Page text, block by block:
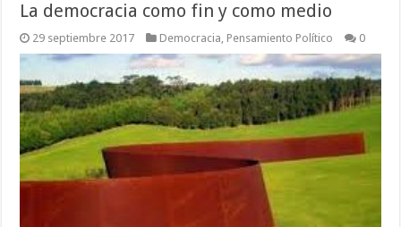
La democracia como fin y como medio
29 septiembre 2017 Democracia Pensamiento Político 0